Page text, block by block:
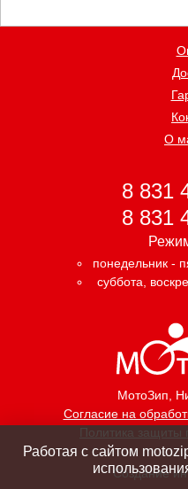
МотоЗип,
Согласие на
Политика защиты
О
8 831
8 831
понедельник -
суббота,
Создание
Работая с сайтом